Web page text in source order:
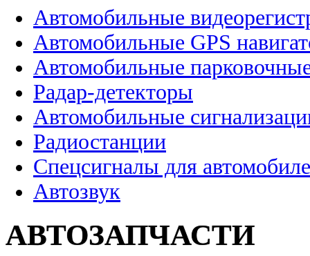
Автомобильные
Автомобильные GPS
Автомобильные
Радар-детекторы
Автомобильные
Радиостанции
Спецсигналы для
Автозвук
АВТОЗАПЧАСТИ